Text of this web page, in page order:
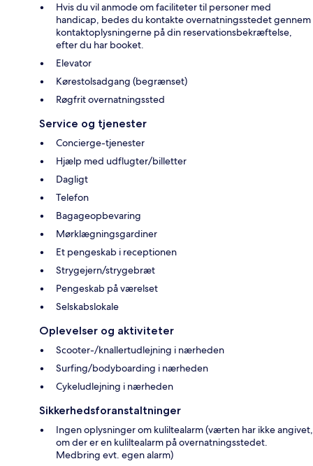
Hvis du vil anmode om faciliteter til personer med
handicap, bedes du kontakte overnatningsstedet gennem
kontaktoplysningerne på din reservationsbekræftelse,
efter du har booket.
Elevator
Kørestolsadgang (begrænset)
Røgfrit overnatningssted
Service og tjenester
Concierge-tjenester
Hjælp med udflugter/billetter
Dagligt
Telefon
Bagageopbevaring
Mørklægningsgardiner
Et pengeskab i receptionen
Strygejern/strygebræt
Pengeskab på værelset
Selskabslokale
Oplevelser og aktiviteter
Scooter-/knallertudlejning i nærheden
Surfing/bodyboarding i nærheden
Cykeludlejning i nærheden
Sikkerhedsforanstaltninger
Ingen oplysninger om kuliltealarm (værten har ikke angivet,
om der er en kuliltealarm på overnatningsstedet.
Medbring evt. egen alarm)